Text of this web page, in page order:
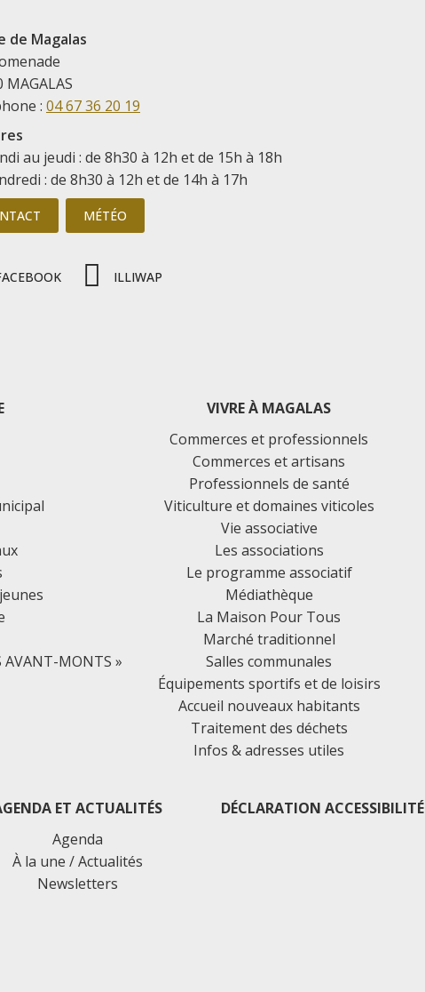
de Magalas
MAGALAS
: 04 67 36 20 19
au jeudi : de 8h30 à 12h et de 15h à 18h
: de 8h30 à 12h et de 14h à 17h
MÉTÉO
ILLIWAP
MONTS »
VIVRE À MAGALAS
Commerces et professionnels
Commerces et artisans
Professionnels de santé
Viticulture et domaines viticoles
Vie associative
Les associations
Le programme associatif
Médiathèque
La Maison Pour Tous
Marché traditionnel
Salles communales
Équipements sportifs et de loisirs
Accueil nouveaux habitants
Traitement des déchets
Infos & adresses utiles
ET ACTUALITÉS
Agenda
À la une / Actualités
Newsletters
DÉCLARATION ACCESSIBILITÉ